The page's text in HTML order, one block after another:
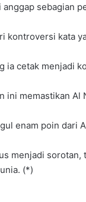
anggap sebagian
kontroversi kata
ia cetak menjadi
ini memastikan
enam poin dari
menjadi sorotan,
(*)